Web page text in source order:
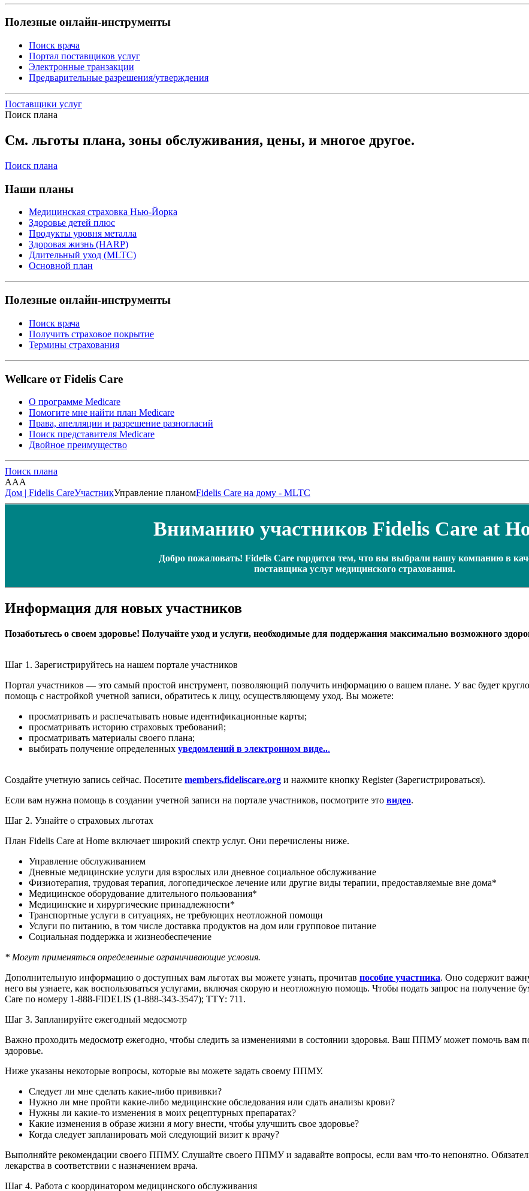
Полезные онлайн-инструменты
Поиск врача
Портал поставщиков услуг
Электронные транзакции
Предварительные разрешения/утверждения
Поставщики услуг
Поиск плана
См. льготы плана, зоны обслуживания, цены, и многое другое.
Поиск плана
Наши планы
Медицинская страховка Нью-Йорка
Здоровье детей плюс
Продукты уровня металла
Здоровая жизнь (HARP)
Длительный уход (MLTC)
Основной план
Полезные онлайн-инструменты
Поиск врача
Получить страховое покрытие
Термины страхования
Wellcare от Fidelis Care
О программе Medicare
Помогите мне найти план Medicare
Права, апелляции и разрешение разногласий
Поиск представителя Medicare
Двойное преимущество
Поиск плана
AAA
Дом | Fidelis CareУчастникУправление планомFidelis Care на дому - MLTC
Вниманию участников Fidelis Care at
Добро пожаловать! Fidelis Care гордится тем, что вы выбрали нашу компанию в
поставщика услуг медицинского страхования.
Информация для новых участников
Позаботьтесь о своем здоровье! Получайте уход и услуги, необходимые для поддержания максимально возможного
Шаг 1. Зарегистрируйтесь на нашем портале участников
Портал участников — это самый простой инструмент, позволяющий получить информацию о вашем плане. У вас будет
помощь с настройкой учетной записи, обратитесь к лицу, осуществляющему уход. Вы можете:
просматривать и распечатывать новые идентификационные карты;
просматривать историю страховых требований;
просматривать материалы своего плана;
выбирать получение определенных уведомлений в электронном виде...
Создайте учетную запись сейчас. Посетите members.fideliscare.org и нажмите кнопку Register (Зарегистрироваться).
Если вам нужна помощь в создании учетной записи на портале участников, посмотрите это видео.
Шаг 2. Узнайте о страховых льготах
План Fidelis Care at Home включает широкий спектр услуг. Они перечислены ниже.
Управление обслуживанием
Дневные медицинские услуги для взрослых или дневное социальное обслуживание
Физиотерапия, трудовая терапия, логопедическое лечение или другие виды терапии, предоставляемые вне дома*
Медицинское оборудование длительного пользования*
Медицинские и хирургические принадлежности*
Транспортные услуги в ситуациях, не требующих неотложной помощи
Услуги по питанию, в том числе доставка продуктов на дом или групповое питание
Социальная поддержка и жизнеобеспечение
* Могут применяться определенные ограничивающие условия.
Дополнительную информацию о доступных вам льготах вы можете узнать, прочитав пособие участника. Оно содержит
него вы узнаете, как воспользоваться услугами, включая скорую и неотложную помощь. Чтобы подать запрос на получение
Care по номеру 1-888-FIDELIS (1-888-343-3547); TTY: 711.
Шаг 3. Запланируйте ежегодный медосмотр
Важно проходить медосмотр ежегодно, чтобы следить за изменениями в состоянии здоровья. Ваш ППМУ может помочь вам
здоровье.
Ниже указаны некоторые вопросы, которые вы можете задать своему ППМУ.
Следует ли мне сделать какие-либо прививки?
Нужно ли мне пройти какие-либо медицинские обследования или сдать анализы крови?
Нужны ли какие-то изменения в моих рецептурных препаратах?
Какие изменения в образе жизни я могу внести, чтобы улучшить свое здоровье?
Когда следует запланировать мой следующий визит к врачу?
Выполняйте рекомендации своего ППМУ. Слушайте своего ППМУ и задавайте вопросы, если вам что-то непонятно.
лекарства в соответствии с назначением врача.
Шаг 4. Работа с координатором медицинского обслуживания